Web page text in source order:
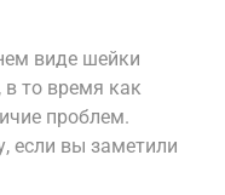
виде шейки
то время как
проблем.
если вы заметили